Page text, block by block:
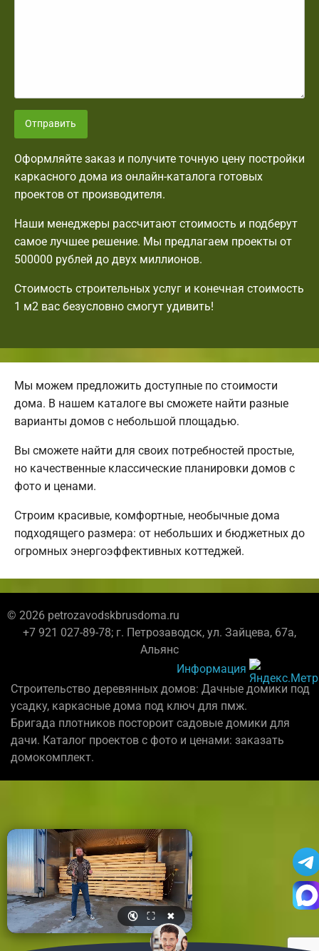
Отправить
Оформляйте заказ и получите точную цену постройки
каркасного дома из онлайн-каталога готовых
проектов от производителя.
Наши менеджеры рассчитают стоимость и подберут
самое лучшее решение. Мы предлагаем проекты от
500000 рублей до двух миллионов.
Стоимость строительных услуг и конечная стоимость
1 м2 вас безусловно смогут удивить!
Мы можем предложить доступные по стоимости
дома. В нашем каталоге вы сможете найти разные
варианты домов с небольшой площадью.
Вы сможете найти для своих потребностей простые,
но качественные классические планировки домов с
фото и ценами.
Строим красивые, комфортные, необычные дома
подходящего размера: от небольших и бюджетных до
огромных энергоэффективных коттеджей.
© 2026 petrozavodskbrusdoma.ru
+7 921 027-89-78; г. Петрозаводск, ул. Зайцева, 67а,
Альянс
Информация
Строительство деревянных домов: Дачные домики под
усадку, каркасные дома под ключ для пмж.
Бригада плотников постороит садовые домики для
дачи. Каталог проектов с фото и ценами: заказать
домокомплект.
🔇 ⛶ ✖